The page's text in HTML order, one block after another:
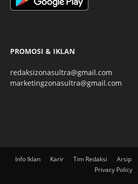
PROMOSI & IKLAN
redaksizonasultra@gmail.com
marketingzonasultra@gmail.com
Info Iklan Karir Tim Redaksi Arsip
Privacy Policy